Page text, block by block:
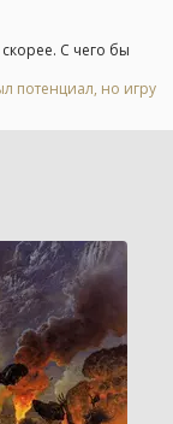
С чего бы
потенциал, но игру